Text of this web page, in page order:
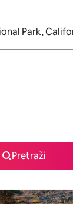
rezultati, moći
Pretraži